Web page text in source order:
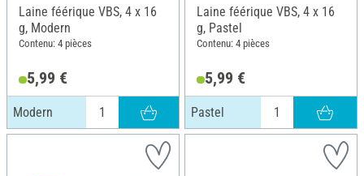
Laine féérique VBS, 4 x 16
g, Modern
Contenu: 4 pièces
5,99 €
Modern
Laine féérique VBS, 4 x 16
g, Pastel
Contenu: 4 pièces
5,99 €
Pastel